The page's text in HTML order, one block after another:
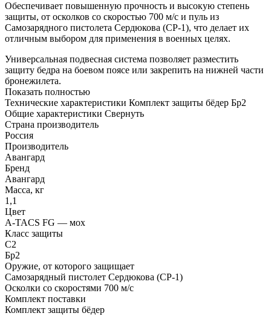
Обеспечивает повышенную прочность и высокую степень
защиты, от осколков со скоростью 700 м/с и пуль из
Самозарядного пистолета Сердюкова (СР-1), что делает их
отличным выбором для применения в военных целях.
Универсальная подвесная система позволяет разместить
защиту бедра на боевом поясе или закрепить на нижней части
бронежилета.
Показать полностью
Технические характеристики Комплект защиты бёдер Бр2
Общие характеристики Свернуть
Страна производитель
Россия
Производитель
Авангард
Бренд
Авангард
Масса, кг
1,1
Цвет
A-TACS FG — мох
Класс защиты
С2
Бр2
Оружие, от которого защищает
Самозарядный пистолет Сердюкова (СР-1)
Осколки со скоростями 700 м/с
Комплект поставки
Комплект защиты бёдер